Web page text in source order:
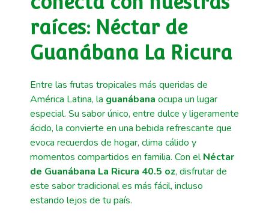
raíces: Néctar de
Guanábana La Ricura
Entre las frutas tropicales más queridas de
América Latina, la guanábana ocupa un lugar
especial. Su sabor único, entre dulce y ligeramente
ácido, la convierte en una bebida refrescante que
evoca recuerdos de hogar, clima cálido y
momentos compartidos en familia. Con elNéctar
de Guanábana La Ricura 40.5 oz, disfrutar de
este sabor tradicional es más fácil, incluso
estando lejos de tu país.